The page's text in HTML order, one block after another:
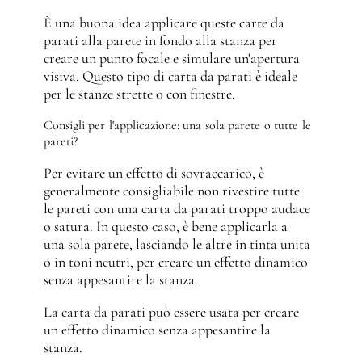
È una buona idea applicare queste carte da
parati alla parete in fondo alla stanza per
creare un punto focale e simulare un'apertura
visiva. Questo tipo di carta da parati è ideale
per le stanze strette o con finestre.
Consigli per l'applicazione: una sola parete o tutte le
pareti?
Per evitare un effetto di sovraccarico, è
generalmente consigliabile non rivestire tutte
le pareti con una carta da parati troppo audace
o satura. In questo caso, è bene applicarla a
una sola parete, lasciando le altre in tinta unita
o in toni neutri, per creare un effetto dinamico
senza appesantire la stanza.
La carta da parati può essere usata per creare
un effetto dinamico senza appesantire la
stanza.